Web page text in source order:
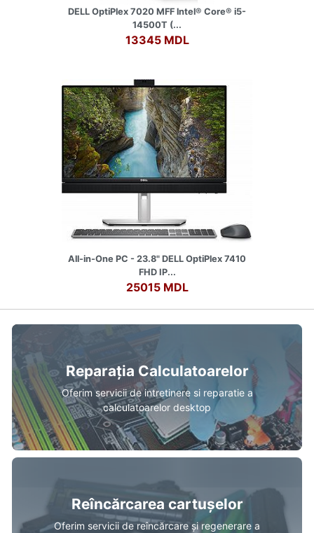
DELL OptiPlex 7020 MFF lntel® Core® i5-
14500T (...
13345 MDL
All-in-One PC - 23.8" DELL OptiPlex 7410
FHD IP...
25015 MDL
Reparația Calculatoarelor
Oferim servicii de intretinere si reparatie a
calculatoarelor desktop
Reîncărcarea cartușelor
Oferim servicii de reîncărcare și regenerare a